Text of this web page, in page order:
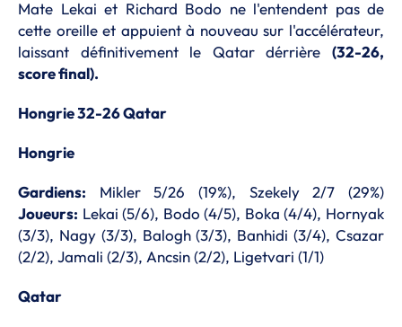
Mate Lekai et Richard Bodo ne l'entendent pas de
cette oreille et appuient à nouveau sur l'accélérateur,
laissant définitivement le Qatar dérrière (32-26,
score final).
Hongrie 32-26 Qatar
Hongrie
Gardiens: Mikler 5/26 (19%), Szekely 2/7 (29%)
Joueurs: Lekai (5/6), Bodo (4/5), Boka (4/4), Hornyak
(3/3), Nagy (3/3), Balogh (3/3), Banhidi (3/4), Csazar
(2/2), Jamali (2/3), Ancsin (2/2), Ligetvari (1/1)
Qatar